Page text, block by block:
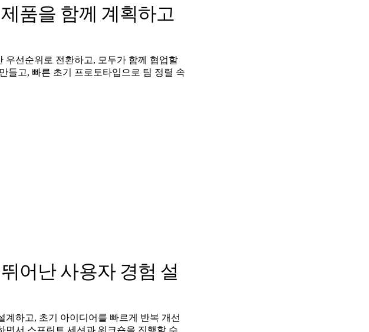
품을 함께 계획하고
우선순위로 전환하고, 모두가 함께 협업할
들고, 빠른 초기 프로토타입으로 팀 정렬 속
어난 사용자 경험 설
계하고, 초기 아이디어를 빠르게 반복 개선
면서 스프린트 세션과 워크숍을 진행할 수